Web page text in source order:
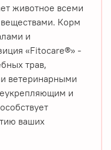
животное всеми
Корм
и
«Fitocare®» -
трав,
ветеринарными
и
ваших